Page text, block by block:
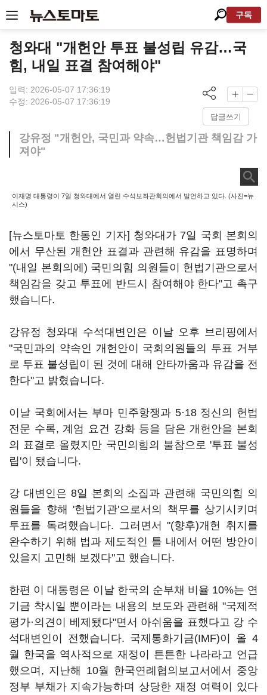
구독
청와대 "개헌안 투표 불성립 유감…국
힘, 내일 표결 참여해야"
입력: 2026-05-07 17:36:19
수정: 2026-05-07 17:36:19
답글쓰기
강유정 "개헌안, 국민과 약속…헌법기관 책임감 가
져야"
이재명 대통령이 7일 청와대에서 열린 수석보좌관회의에서 발언하고 있다. (사진=뉴
시스)
[뉴스토마토 한동인 기자] 청와대가 7일 국회 본회의
에서 무산된 개헌안 표결과 관련해 유감을 표명하며
"(내일 본회의에) 국민의힘 의원들이 헌법기관으로서
책임감을 갖고 투표에 반드시 참여해야 한다"고 촉구
했습니다.
강유정 청와대 수석대변인은 이날 오후 브리핑에서
"국민과의 약속인 개헌안이 국회의원들의 투표 거부
로 투표 불성립이 된 것에 대해 안타까움과 유감을 전
한다"고 밝혔습니다.
이날 국회에서는 부마 민주항쟁과 5·18 정신의 헌법
전문 수록, 계엄 요건 강화 등을 담은 개헌안을 본회
의 표결로 올렸지만 국민의힘의 불참으로 '투표 불성
립'이 됐습니다.
강 대변인은 8일 본회의 소집과 관련해 국민의힘 의
원들을 향해 '헌법기관'으로서의 책무를 상기시키며
투표를 독려했습니다. 그러면서 "(향후)개헌 취지를
완수하기 위해 법과 제도적인 틀 내에서 어떤 방안이
있을지 고민해 보겠다"고 했습니다.
한편 이 대통령은 이날 한국의 순부채 비율 10%는 연
기금 착시일 뿐이라는 내용의 보도와 관련해 "국제적
평가·의견이 베제됐다"면서 아쉬움을 표했다고 강 수
석대변인이 전했습니다. 국제통화기금(IMF)이 올 4
월 한국을 역사적으로 재정이 튼튼한 나라라고 언급
했으며, 지난해 10월 한국연례협의보고서에서 중앙
정부 부채가 지속가능하며 상당한 재정 여력이 있다